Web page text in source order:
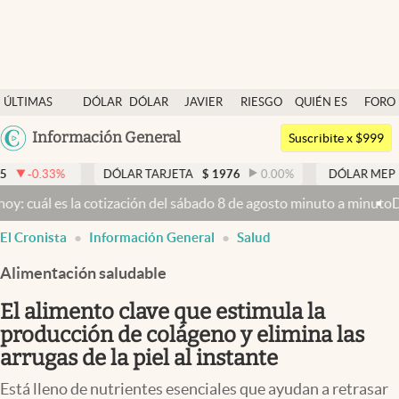
ÚLTIMAS
NOTICIAS
DÓLAR
DÓLAR
JAVIER
RIESGO
QUIÉN ES
QUIÉN
FORO
Argentina
México
Información General
Dólar
Members
Economía y Política
Finanzas y Mercados
Mercados Online
Negocios
Columnistas
Otras secciones
Apertura
Suscribite x $999
DÓLAR TARJETA $ 1976 0.00% DÓLAR MEP $ 1526,03
del sábado 8 de agosto minuto a minutoDólar hoy y
El Cronista Información General Salud
Alimentación saludable
El alimento clave que estimula la
producción de colágeno y elimina las
arrugas de la piel al instante
Está lleno de nutrientes esenciales que ayudan a retrasar